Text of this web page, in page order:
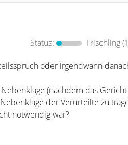
Status:
Frischling
oder irgendwann
(nachdem das
der Verurteilte zu
notwendig war?